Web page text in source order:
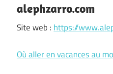
alephzarro.com
Site web : https://
Où aller en vacances au